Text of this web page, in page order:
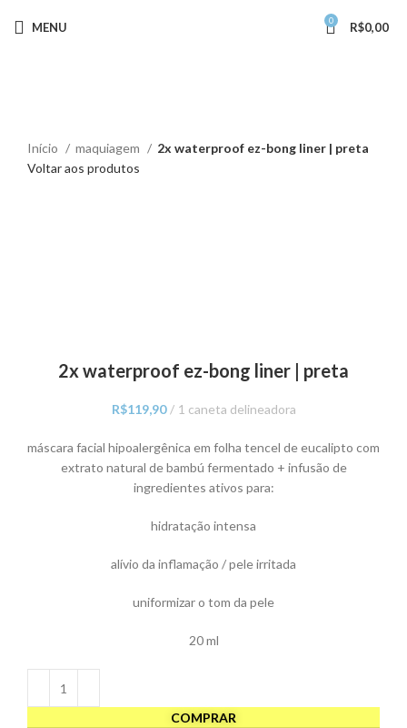
MENU 0 R$0,00
Início maquiagem
2x waterproof ez-bong liner | preta
Voltar aos produtos
2x waterproof ez-bong liner | preta
R$119,90 1 caneta delineadora
máscara facial hipoalergênica em folha tencel de eucalipto com
extrato natural de bambú fermentado + infusão de
ingredientes ativos para:
hidratação intensa
alívio da inflamação / pele irritada
uniformizar o tom da pele
20 ml
COMPRAR